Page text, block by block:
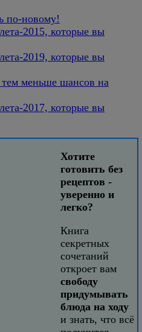
по-новому!
2015, которые вы
2019, которые вы
меньше шансов на
2017, которые вы
Хотите
готовить без
рецептов -
уверенно и
легко?
Книга
секретных
сочетаний
откроет вам
свободу
придумывать
блюда на ходу
и знать, что всё